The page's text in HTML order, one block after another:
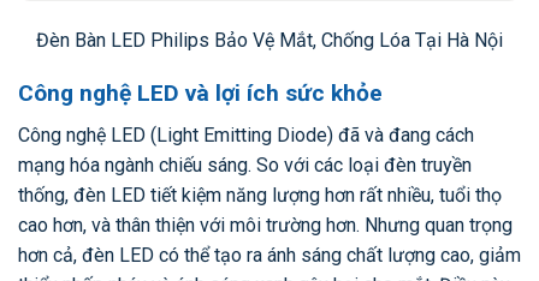
Đèn Bàn LED Philips Bảo Vệ Mắt, Chống Lóa Tại Hà Nội
Công nghệ LED và lợi ích sức khỏe
Công nghệ LED (Light Emitting Diode) đã và đang cách
mạng hóa ngành chiếu sáng. So với các loại đèn truyền
thống, đèn LED tiết kiệm năng lượng hơn rất nhiều, tuổi thọ
cao hơn, và thân thiện với môi trường hơn. Nhưng quan trọng
hơn cả, đèn LED có thể tạo ra ánh sáng chất lượng cao, giảm